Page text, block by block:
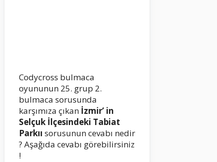
Codycross bulmaca
oyununun 25. grup 2.
bulmaca sorusunda
karşımıza çıkan İzmir’ in
Selçuk İlçesindeki Tabiat
Parkıı sorusunun cevabı nedir
? Aşağıda cevabı görebilirsiniz
!